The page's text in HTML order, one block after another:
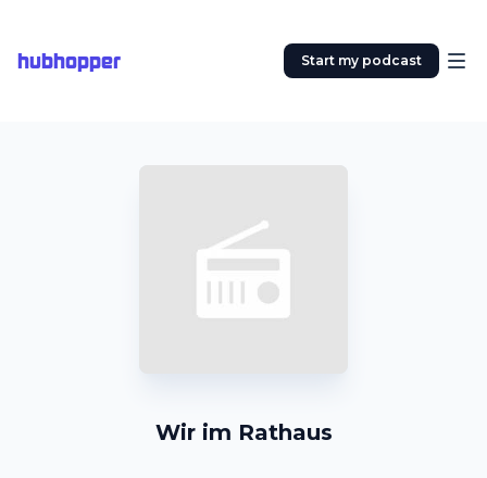
hubhopper Start my podcast
Wir im Rathaus